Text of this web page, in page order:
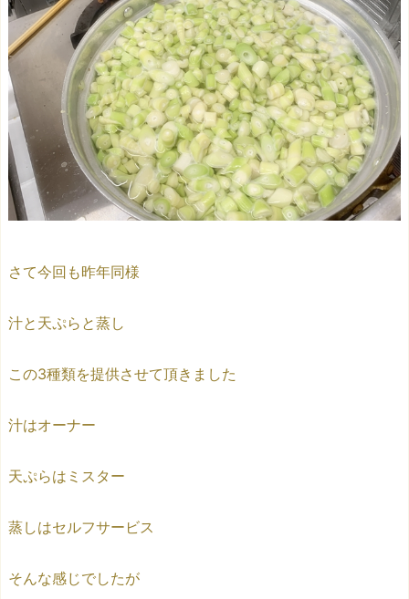
さて今回も昨年同様
汁と天ぷらと蒸し
この3種類を提供させて頂きました
汁はオーナー
天ぷらはミスター
蒸しはセルフサービス
そんな感じでしたが